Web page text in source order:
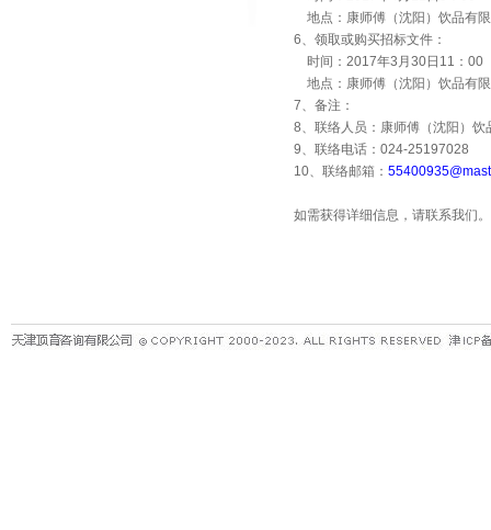
地点：康师傅（沈阳）饮品有
6、领取或购买招标文件：
时间： 2017年3 月 30日 11 ： 00
地点：康师傅（沈阳）饮品有
7、备注：
8、联络人员：康师傅（沈阳）
9、联络电话： 024-25197028
10、联络邮箱：
如需获得详细信息，请联系我们。